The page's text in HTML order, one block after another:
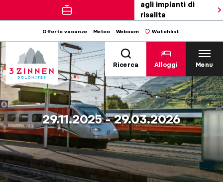
agli impianti di
risalita
Offerte vacanze Meteo Webcam Watchlist
Ricerca Alloggi Menu
29.11.2025 - 29.03.2026